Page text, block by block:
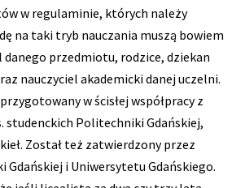
w regulaminie, których należy
na taki tryb nauczania muszą bowiem
danego przedmiotu, rodzice, dziekan
nauczyciel akademicki danej uczelni.
w ścisłej współpracy z
studenckich Politechniki Gdańskiej,
Został też zatwierdzony przez
i Uniwersytetu Gdańskiego.